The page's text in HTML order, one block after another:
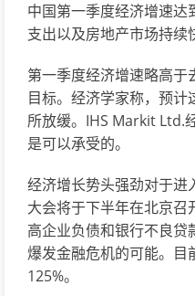
中国第一季度经济增速达
支出以及房地产市场持续
第一季度经济增速略高于
目标。经济学家称，预
所放缓。IHS Markit Ltd.
是可以承受的。
经济增长势头强劲对于进
大会将于下半年在北京
高企业负债和银行不良
爆发金融危机的可能。目
125%。